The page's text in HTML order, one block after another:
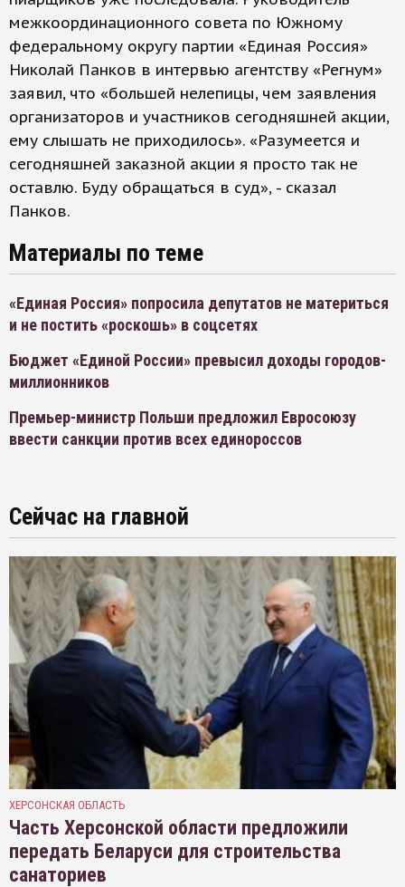
межкоординационного совета по Южному
федеральному округу партии «Единая Россия»
Николай Панков в интервью агентству «Регнум»
заявил, что «большей нелепицы, чем заявления
организаторов и участников сегодняшней акции,
ему слышать не приходилось». «Разумеется и
сегодняшней заказной акции я просто так не
оставлю. Буду обращаться в суд», - сказал
Панков.
Материалы по теме
«Единая Россия» попросила депутатов не материться
и не постить «роскошь» в соцсетях
Бюджет «Единой России» превысил доходы городов-
миллионников
Премьер-министр Польши предложил Евросоюзу
ввести санкции против всех единороссов
Сейчас на главной
ХЕРСОНСКАЯ ОБЛАСТЬ
Часть Херсонской области предложили
передать Беларуси для строительства
санаториев